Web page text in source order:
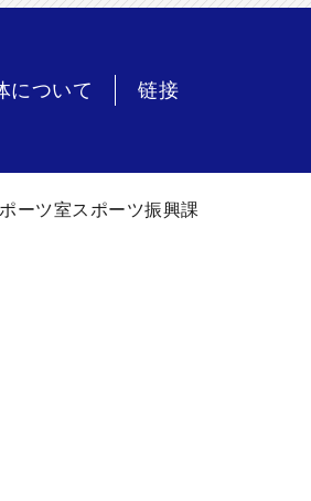
について 链接
ーツ室スポーツ振興課